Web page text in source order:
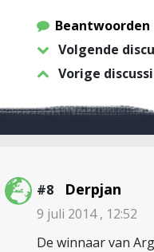
Beantwoorden
Volgende
Vorige
#8 Derpjan
9 juli 2014 , 12:52
De winnaar van